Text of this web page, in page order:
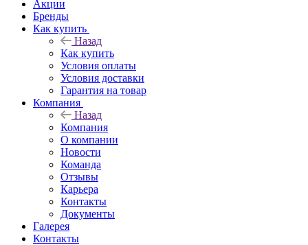
Акции
Бренды
Как купить
Назад
Как купить
Условия оплаты
Условия доставки
Гарантия на товар
Компания
Назад
Компания
О компании
Новости
Команда
Отзывы
Карьера
Контакты
Документы
Галерея
Контакты